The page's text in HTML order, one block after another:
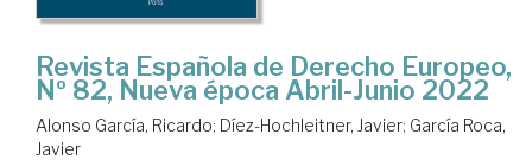
Revista Española de Derecho Europeo,
Nº 82, Nueva época Abril-Junio 2022
Alonso García, Ricardo; Díez-Hochleitner, Javier; García Roca,
Javier